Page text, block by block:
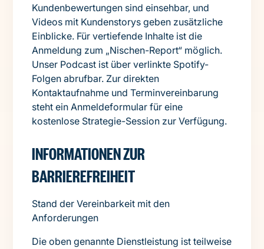
Kundenbewertungen sind einsehbar, und
Videos mit Kundenstorys geben zusätzliche
Einblicke. Für vertiefende Inhalte ist die
Anmeldung zum „Nischen-Report“ möglich.
Unser Podcast ist über verlinkte Spotify-
Folgen abrufbar. Zur direkten
Kontaktaufnahme und Terminvereinbarung
steht ein Anmeldeformular für eine
kostenlose Strategie-Session zur Verfügung.
INFORMATIONEN ZUR
BARRIEREFREIHEIT
Stand der Vereinbarkeit mit den
Anforderungen
Die oben genannte Dienstleistung ist teilweise